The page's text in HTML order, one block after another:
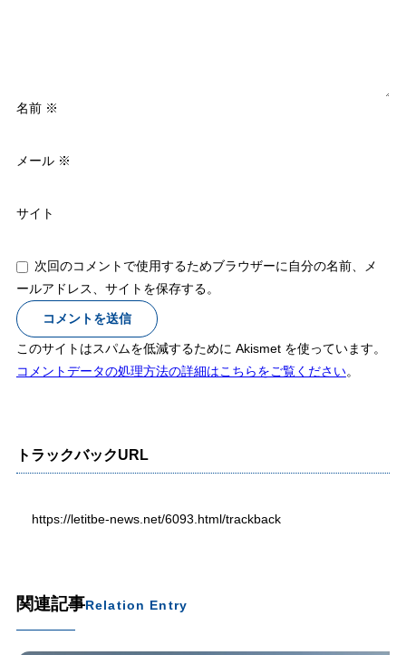
名前 ※
メール ※
サイト
次回のコメントで使用するためブラウザーに自分の名前、メ
ールアドレス、サイトを保存する。
このサイトはスパムを低減するために Akismet を使っています。
コメントデータの処理方法の詳細はこちらをご覧ください。
トラックバックURL
https://letitbe-news.net/6093.html/trackback
関連記事Relation Entry